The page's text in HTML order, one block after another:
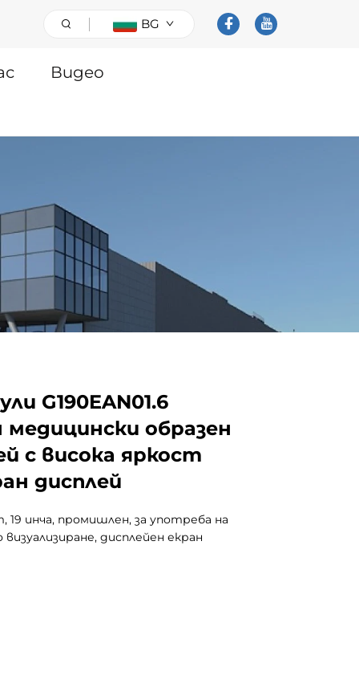
BG
Видео
G190EAN01.6
образен
с висока яркост
дисплей
19 инча, промишлен, за употреба на
дисплейен екран